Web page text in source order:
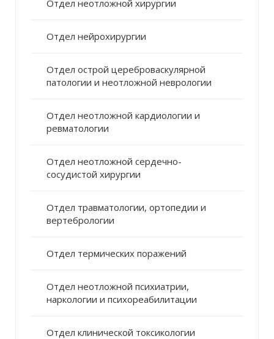
Отдел неотложной хирургии
Отдел нейрохирургии
Отдел острой цереброваскулярной
патологии и неотложной неврологии
Отдел неотложной кардиологии и
ревматологии
Отдел неотложной сердечно-
сосудистой хирургии
Отдел травматологии, ортопедии и
вертебрологии
Отдел термических поражений
Отдел неотложной психиатрии,
наркологии и психореабилитации
Отдел клинической токсикологии